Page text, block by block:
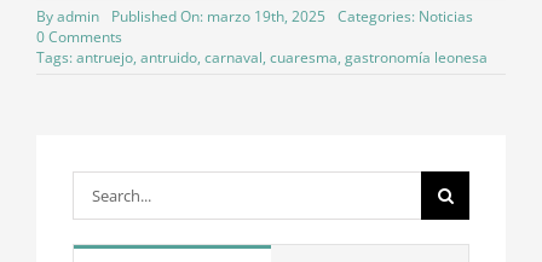
Byadmin Published On: marzo 19th, 2025 Categories: Noticias
0 Comments
La
a
la
Academia
Leonesa
Tags:antruejo, antruido, carnaval, cuaresma, gastronomía leonesa
Search
for: